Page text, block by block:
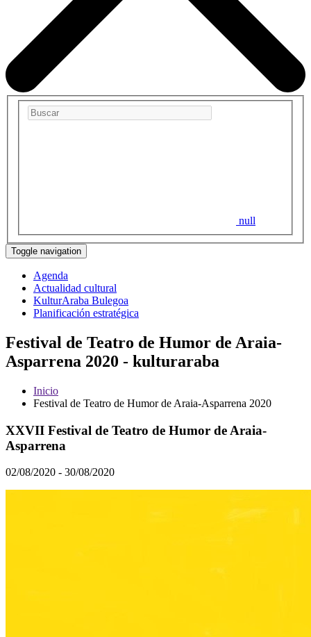
null
Toggle navigation
Agenda
Actualidad cultural
KulturAraba Bulegoa
Planificación estratégica
Festival de Teatro de Humor de Araia-
Asparrena 2020 - kulturaraba
Inicio
Festival de Teatro de Humor de Araia-Asparrena 2020
XXVII Festival de Teatro de Humor de Araia-
Asparrena
02/08/2020 - 30/08/2020